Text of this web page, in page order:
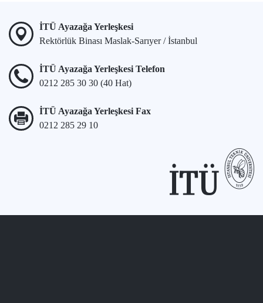
İTÜ Ayazağa Yerleşkesi
Rektörlük Binası Maslak-Sarıyer / İstanbul
İTÜ Ayazağa Yerleşkesi Telefon
0212 285 30 30 (40 Hat)
İTÜ Ayazağa Yerleşkesi Fax
0212 285 29 10